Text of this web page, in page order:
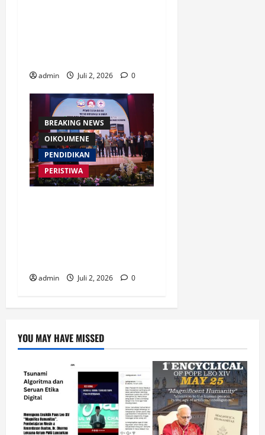
admin Juli 2, 2026 0
BREAKING NEWS
OIKOUMENE
PENDIDIKAN
PERISTIWA
admin Juli 2, 2026 0
YOU MAY HAVE MISSED